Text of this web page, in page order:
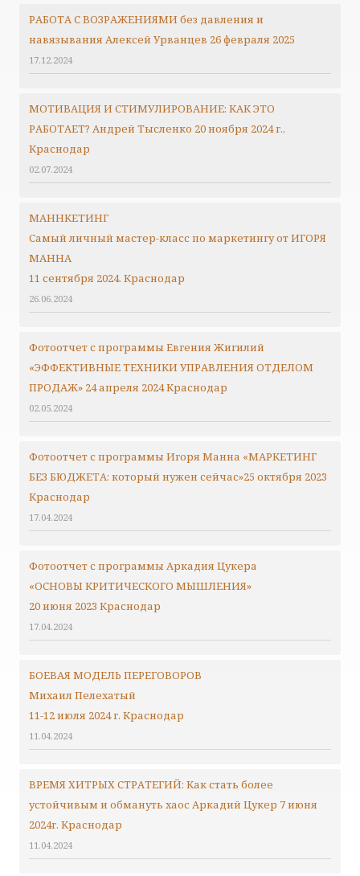
РАБОТА С ВОЗРАЖЕНИЯМИ без давления и
навязывания Алексей Урванцев 26 февраля 2025
17.12.2024
МОТИВАЦИЯ И СТИМУЛИРОВАНИЕ: КАК ЭТО
РАБОТАЕТ? Андрей Тысленко 20 ноября 2024 г.,
Краснодар
02.07.2024
МАННКЕТИНГ
Самый личный мастер-класс по маркетингу от ИГОРЯ
МАННА
11 сентября 2024. Краснодар
26.06.2024
Фотоотчет с программы Евгения Жигилий
«ЭФФЕКТИВНЫЕ ТЕХНИКИ УПРАВЛЕНИЯ ОТДЕЛОМ
ПРОДАЖ» 24 апреля 2024 Краснодар
02.05.2024
Фотоотчет с программы Игоря Манна «МАРКЕТИНГ
БЕЗ БЮДЖЕТА: который нужен сейчас»25 октября 2023
Краснодар
17.04.2024
Фотоотчет с программы Аркадия Цукера
«ОСНОВЫ КРИТИЧЕСКОГО МЫШЛЕНИЯ»
20 июня 2023 Краснодар
17.04.2024
БОЕВАЯ МОДЕЛЬ ПЕРЕГОВОРОВ
Михаил Пелехатый
11-12 июля 2024 г. Краснодар
11.04.2024
ВРЕМЯ ХИТРЫХ СТРАТЕГИЙ: Как стать более
устойчивым и обмануть хаос Аркадий Цукер 7 июня
2024г. Краснодар
11.04.2024